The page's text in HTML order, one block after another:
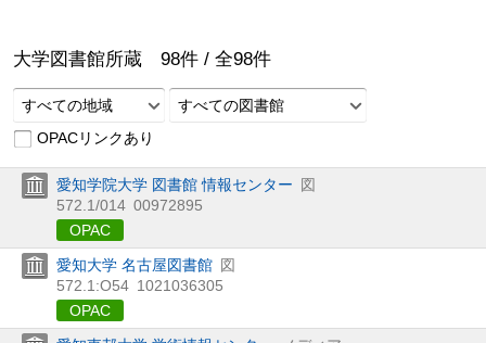
大学図書館所蔵 98件 / 全98件
すべての地域
すべての図書館
OPACリンクあり
愛知学院大学 図書館 情報センター 図
572.1/014 00972895
OPAC
愛知大学 名古屋図書館 図
572.1:O54 1021036305
OPAC